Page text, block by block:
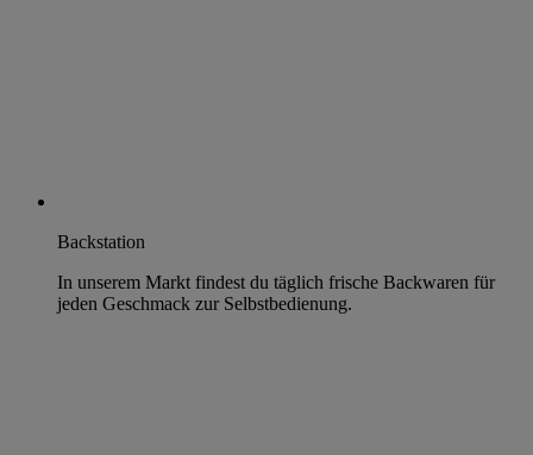
Backstation
In unserem Markt findest du täglich frische Backwaren für
jeden Geschmack zur Selbstbedienung.